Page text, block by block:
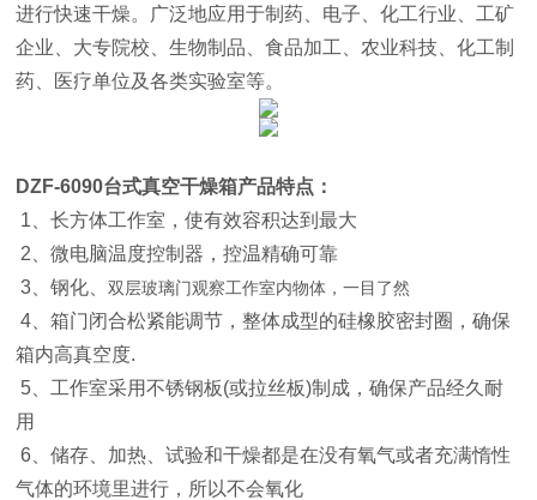
进行快速干燥。广泛地应用于制药、电子、化工行业、工矿
企业、大专院校、生物制品、食品加工、农业科技、化工制
药、医疗单位及各类实验室等。
DZF-6090台式真空干燥箱产品特点：
1、长方体工作室，使有效容积达到最大
2、微电脑温度控制器，控温精确可靠
3、钢化、双层玻璃门观察工作室内物体，一目了然
4、箱门闭合松紧能调节，整体成型的硅橡胶密封圈，确保
箱内高真空度.
5、工作室采用不锈钢板(或拉丝板)制成，确保产品经久耐
用
6、储存、加热、试验和干燥都是在没有氧气或者充满惰性
气体的环境里进行，所以不会氧化